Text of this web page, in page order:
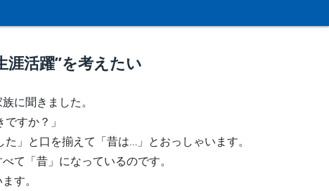
涯活躍”を考えたい
に聞きました。
すか？」
」と口を揃えて「昔は…」とおっしゃいます。
て「昔」になっているのです。
す。